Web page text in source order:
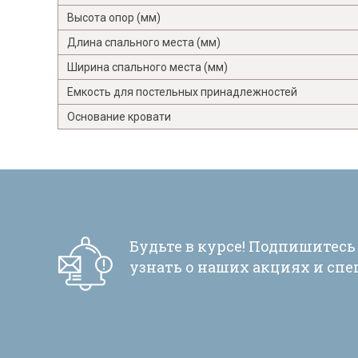
Высота опор (мм)
Длина спального места (мм)
Ширина спального места (мм)
Емкость для постельных принадлежностей
Основание кровати
Будьте в курсе!
узнать о наших акциях и